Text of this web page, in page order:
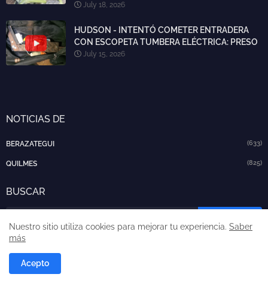
July 18, 2026
HUDSON - INTENTÓ COMETER ENTRADERA
CON ESCOPETA TUMBERA ELÉCTRICA: PRESO
July 15, 2026
NOTICIAS DE
BERAZATEGUI (633)
QUILMES (825)
BUSCAR
Nuestro sitio utiliza cookies para mejorar tu experiencia. Saber
más
Acepto